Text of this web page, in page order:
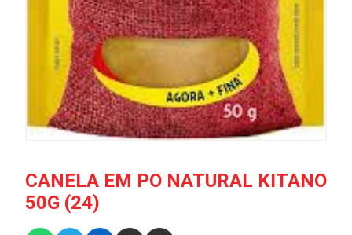
CANELA EM PO NATURAL KITANO
50G (24)